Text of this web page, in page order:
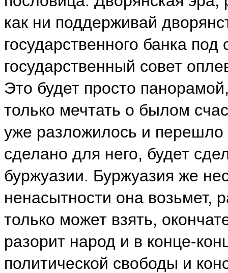
как ни поддерживай
государственного банка
государственный совет
Это будет просто
только мечтать о былом
уже разложилось и перешло
сделано для него, будет
буржуазии. Буржуазия же
ненасытности она возьмет,
только может взять,
разорит народ и в конце-
политической свободы и